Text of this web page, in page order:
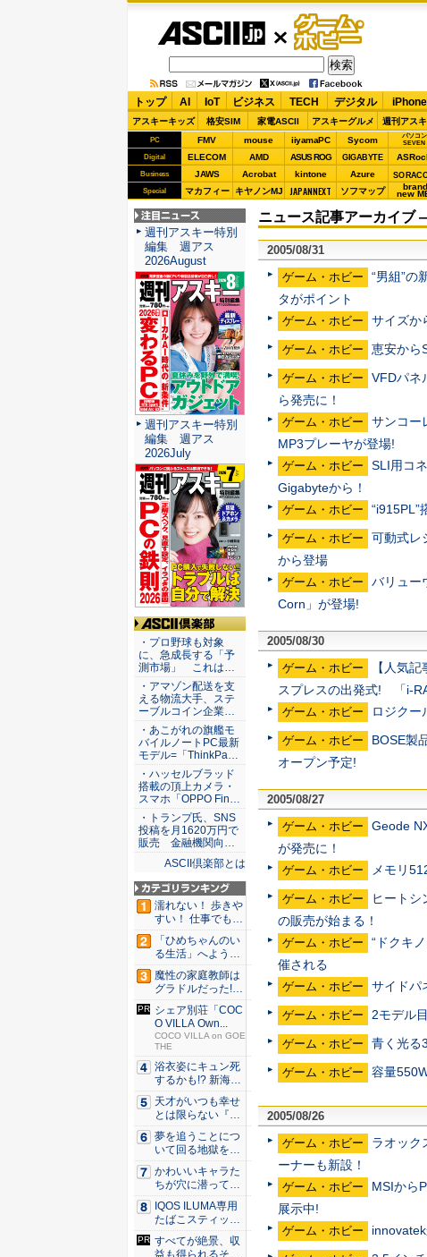
ゲーム・
ホビー
トップ AI IoT ビジネス TECH デジタル
アスキーキッズ 格安SIM 家電ASCII アスキーグルメ 週刊アス
PC FMV mouse iiyamaPC Sycom
パソコン
SEVEN
Digital ELECOM AMD ASUS ROG GIGABYTE
Business JAWS Acrobat kintone Azure
Special マカフィー キヤノンMJ JAPANNEXT ソフマップ brand
new
ニュース記事アーカイブ
2005/08/31
ゲーム・ホビー
“男組”の
タがポイント
ゲーム・ホビー サイズか
ゲーム・ホビー 恵安から
ゲーム・ホビー
VFDパネ
ら発売に！
ゲーム・ホビー
サンコー
MP3プレーヤが登場!
ゲーム・ホビー
SLI用コ
Gigabyteから！
ゲーム・ホビー “i915PL”
ゲーム・ホビー
可動式レ
から登場
ゲーム・ホビー
バリュー
Corn」が登場!
2005/08/30
ゲーム・ホビー
【人気
スプレスの出発式! 「i-
ゲーム・ホビー ロジクー
ゲーム・ホビー
BOSE製
オープン予定!
2005/08/27
ゲーム・ホビー
Geode
が発売に！
ゲーム・ホビー メモリ
ゲーム・ホビー
ヒートシ
の販売が始まる！
ゲーム・ホビー
“ドクキ
催される
ゲーム・ホビー サイドパ
ゲーム・ホビー 2モデル
ゲーム・ホビー 青く光る
ゲーム・ホビー 容量
2005/08/26
ゲーム・ホビー
ラオック
ーナーも新設！
ゲーム・ホビー
MSIから
展示中!
ゲーム・ホビー
注目ニュース
週刊アスキー特別
編集 週アス
2026August
週刊アスキー特別
編集 週アス
2026July
ASCII倶楽部
・プロ野球も対象
に、急成長する「予
測市場」 これは…
・アマゾン配送を支
える物流大手、ステ
ーブルコイン企業…
・あこがれの旗艦モ
バイルノートPC最新
モデル=「ThinkPa…
・ハッセルブラッド
搭載の頂上カメラ・
スマホ「OPPO Fin…
・トランプ氏、SNS
投稿を月1620万円で
販売 金融機関向…
ASCII倶楽部とは
濡れない！ 歩きや
すい！ 仕事でも履
ける...
「ひめちゃんのい
る生活」へようこ
そ！ 「...
魔性の家庭教師は
グラドルだった!?
村雨...
シェア別荘「COC
O VILLA Own...
COCO VILLA on GOE
THE
浴衣姿にキュン死
するかも!? 新海ま
きが...
天才がいつも幸せ
とは限らない『ダ
イヤモン...
夢を追うことにつ
いて回る地獄を描
く『二階...
かわいいキャラた
ちが穴に潜ってひ
どい目に...
IQOS ILUMA専用
たばこスティッ
ク...
すべてが絶景、収